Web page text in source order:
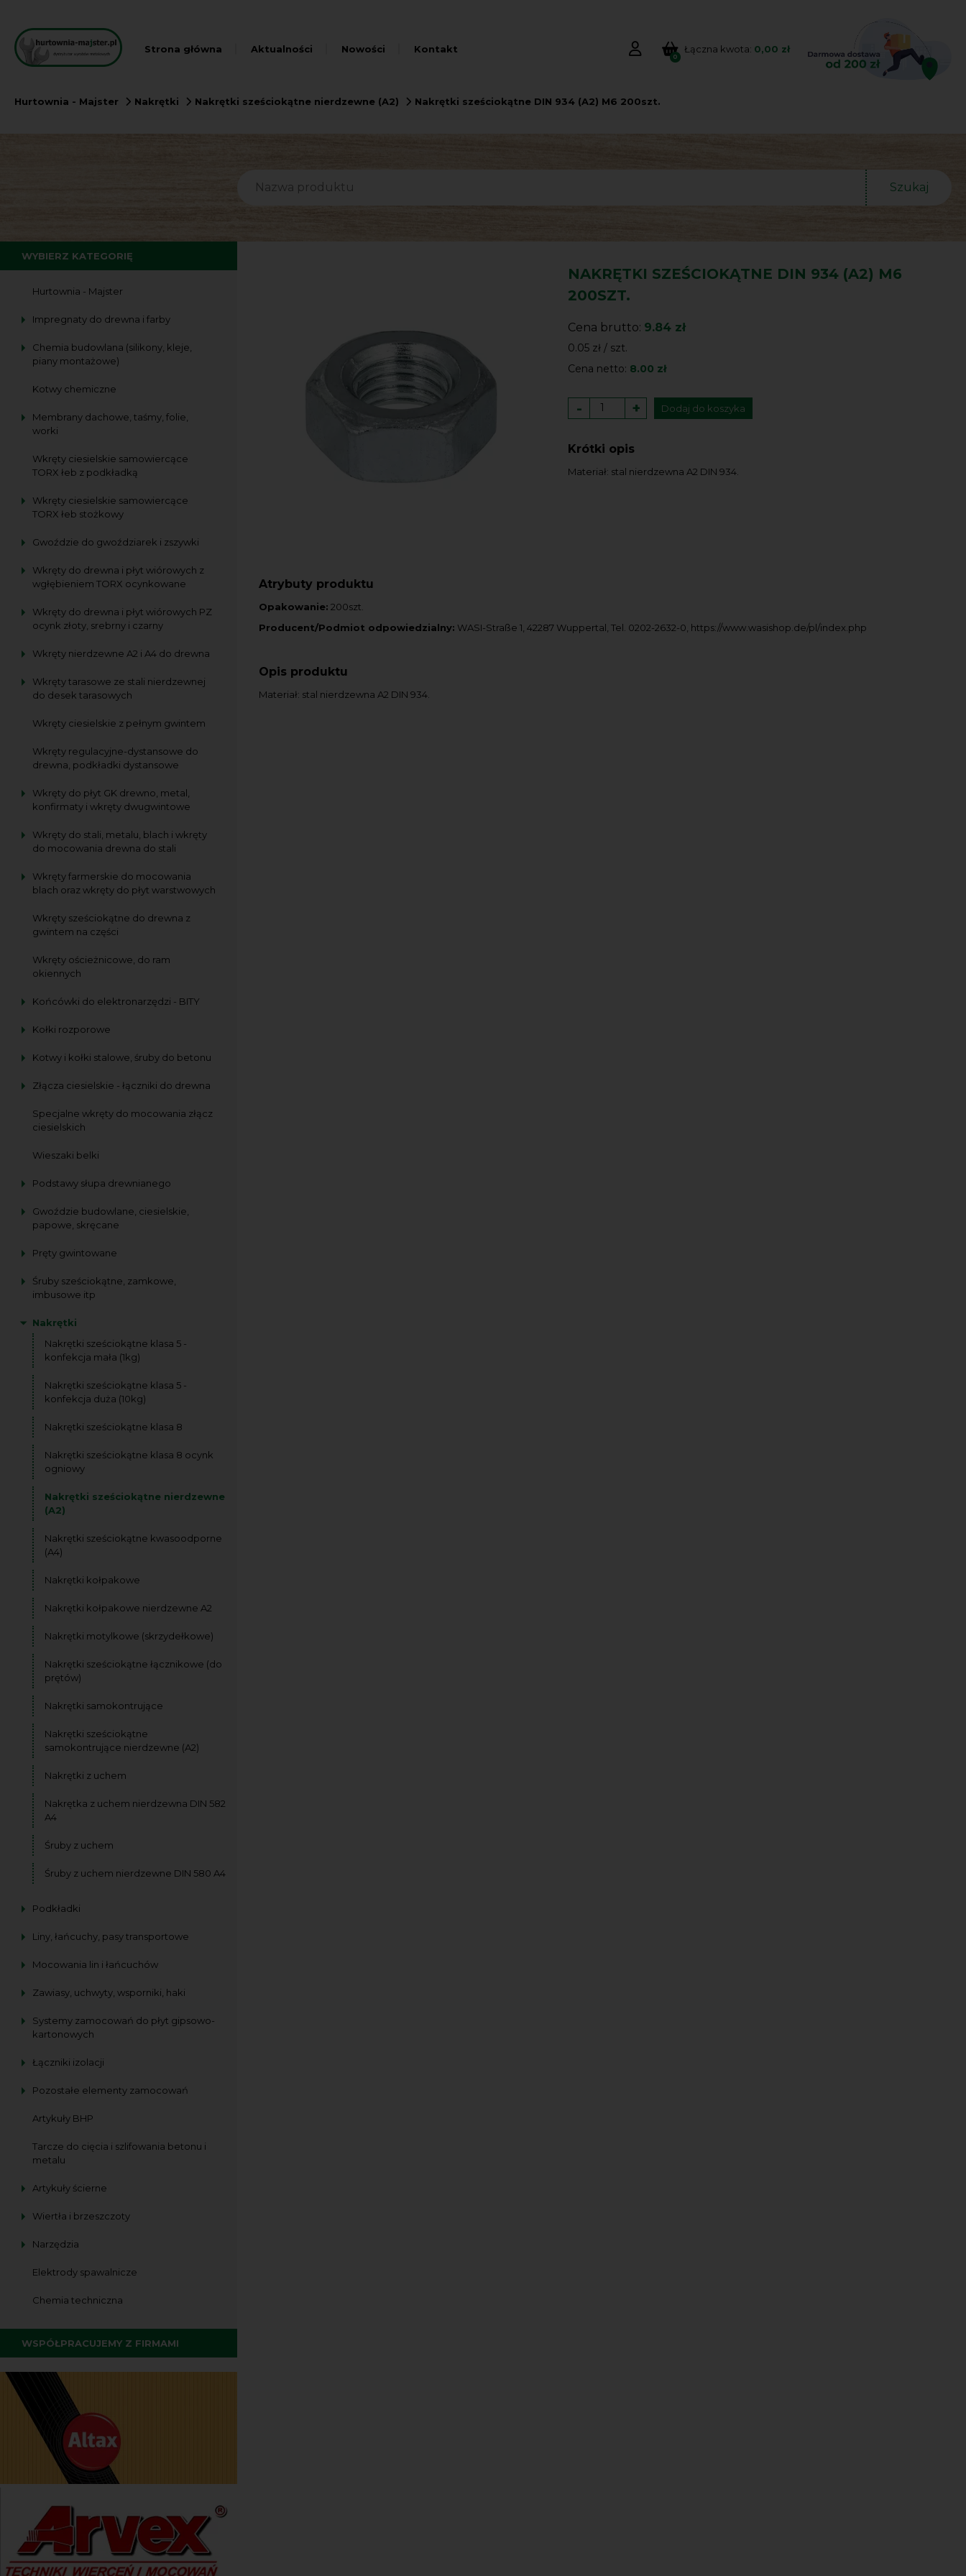
Strona główna Aktualności Nowości Kontakt
0
Łączna kwota: 0,00 zł
Hurtownia - Majster Nakrętki Nakrętki sześciokątne nierdzewne (A2) Nakrętki sześciokątne DIN 934 (A2) M6 200szt.
WYBIERZ KATEGORIĘ
Hurtownia - Majster
Impregnaty do drewna i farby
Chemia budowlana (silikony, kleje,
piany montażowe)
Kotwy chemiczne
Membrany dachowe, taśmy, folie,
worki
Wkręty ciesielskie samowiercące
TORX łeb z podkładką
Wkręty ciesielskie samowiercące
TORX łeb stożkowy
Gwoździe do gwoździarek i zszywki
Wkręty do drewna i płyt wiórowych z
wgłębieniem TORX ocynkowane
Wkręty do drewna i płyt wiórowych PZ
ocynk złoty, srebrny i czarny
Wkręty nierdzewne A2 i A4 do drewna
Wkręty tarasowe ze stali nierdzewnej
do desek tarasowych
Wkręty ciesielskie z pełnym gwintem
Wkręty regulacyjne-dystansowe do
drewna, podkładki dystansowe
Wkręty do płyt GK drewno, metal,
konfirmaty i wkręty dwugwintowe
Wkręty do stali, metalu, blach i wkręty
do mocowania drewna do stali
Wkręty farmerskie do mocowania
blach oraz wkręty do płyt warstwowych
Wkręty sześciokątne do drewna z
gwintem na części
Wkręty ościeżnicowe, do ram
okiennych
Końcówki do elektronarzędzi - BITY
Kołki rozporowe
Kotwy i kołki stalowe, śruby do betonu
Złącza ciesielskie - łączniki do drewna
Specjalne wkręty do mocowania złącz
ciesielskich
Wieszaki belki
Podstawy słupa drewnianego
Gwoździe budowlane, ciesielskie,
papowe, skręcane
Pręty gwintowane
Śruby sześciokątne, zamkowe,
imbusowe itp
Nakrętki
Nakrętki sześciokątne klasa 5 -
konfekcja mała (1kg)
Nakrętki sześciokątne klasa 5 -
konfekcja duża (10kg)
Nakrętki sześciokątne klasa 8
Nakrętki sześciokątne klasa 8 ocynk
ogniowy
Nakrętki sześciokątne nierdzewne
(A2)
Nakrętki sześciokątne kwasoodporne
(A4)
Nakrętki kołpakowe
Nakrętki kołpakowe nierdzewne A2
Nakrętki motylkowe (skrzydełkowe)
Nakrętki sześciokątne łącznikowe (do
prętów)
Nakrętki samokontrujące
Nakrętki sześciokątne
samokontrujące nierdzewne (A2)
Nakrętki z uchem
Nakrętka z uchem nierdzewna DIN 582
A4
Śruby z uchem
Śruby z uchem nierdzewne DIN 580 A4
Podkładki
Liny, łańcuchy, pasy transportowe
Mocowania lin i łańcuchów
Zawiasy, uchwyty, wsporniki, haki
Systemy zamocowań do płyt gipsowo-
kartonowych
Łączniki izolacji
Pozostałe elementy zamocowań
Artykuły BHP
Tarcze do cięcia i szlifowania betonu i
metalu
Artykuły ścierne
Wiertła i brzeszczoty
Narzędzia
Elektrody spawalnicze
Chemia techniczna
WSPÓŁPRACUJEMY Z FIRMAMI
Szukaj
NAKRĘTKI SZEŚCIOKĄTNE DIN 934 (A2) M6
200SZT.
Cena brutto: 9.84 zł
0.05 zł / szt.
Cena netto: 8.00 zł
- + Dodaj do koszyka
Krótki opis
Materiał: stal nierdzewna A2 DIN 934.
Atrybuty produktu
Opakowanie: 200szt.
Producent/Podmiot odpowiedzialny: WASI-Straße 1, 42287 Wuppertal, Tel. 0202-2632-0, https://www.wasishop.de/pl/index.php
Opis produktu
Materiał: stal nierdzewna A2 DIN 934.